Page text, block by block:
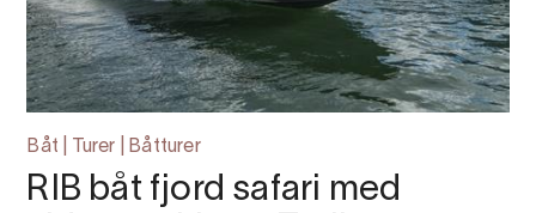
Båt | Turer | Båtturer
RIB båt fjord safari med